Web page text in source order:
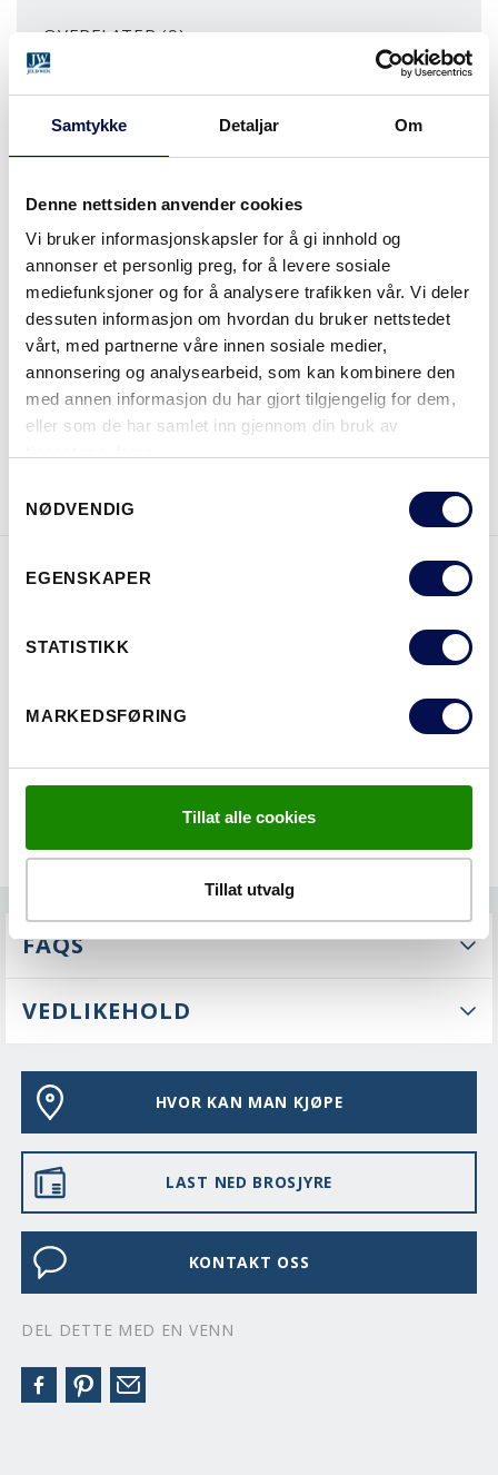
Samtykke Detaljar Om
Denne nettsiden anvender cookies
Vi bruker informasjonskapsler for å gi innhold og
annonser et personlig preg, for å levere sosiale
mediefunksjoner og for å analysere trafikken vår. Vi deler
dessuten informasjon om hvordan du bruker nettstedet
vårt, med partnerne våre innen sosiale medier,
annonsering og analysearbeid, som kan kombinere den
med annen informasjon du har gjort tilgjengelig for dem,
eller som de har samlet inn gjennom din bruk av
Selection
NØDVENDIG
EGENSKAPER
STATISTIKK
MARKEDSFØRING
Tillat alle cookies
Tillat utvalg
OVERFLATER (9)
NCS S0502-Y
NESTEN ALLE NCS S OG
EIK
STØRRELSER
HVOR KAN MAN KJØPE
LAST NED BROSJYRE KONTAKT OSS
FAQS
VEDLIKEHOLD
HVOR KAN MAN KJØPE
LAST NED BROSJYRE
KONTAKT OSS
DEL DETTE MED EN VENN